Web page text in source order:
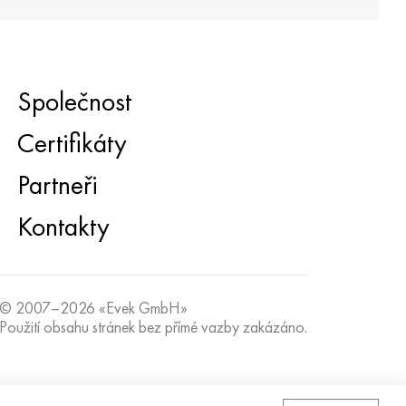
Společnost
Certifikáty
Partneři
Kontakty
© 2007–2026 «Evek GmbH»
Použití obsahu stránek bez přímé vazby zakázáno.